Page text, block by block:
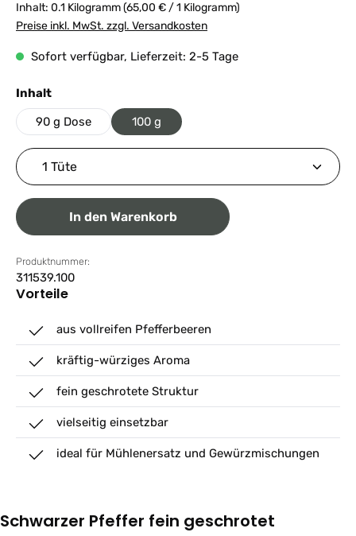
Inhalt: 0.1 Kilogramm(65,00 € / 1 Kilogramm)
Preise inkl. MwSt. zzgl. Versandkosten
Sofort verfügbar, Lieferzeit: 2-5 Tage
Inhaltauswählen
90 g Dose 100 g
Produkt Anzahl: Gib den gewünschten Wert ein
In den Warenkorb
Produktnummer:
311539.100
Vorteile
aus vollreifen Pfefferbeeren
kräftig-würziges Aroma
fein geschrotete Struktur
vielseitig einsetzbar
ideal für Mühlenersatz und Gewürzmischungen
Schwarzer Pfeffer fein geschrotet